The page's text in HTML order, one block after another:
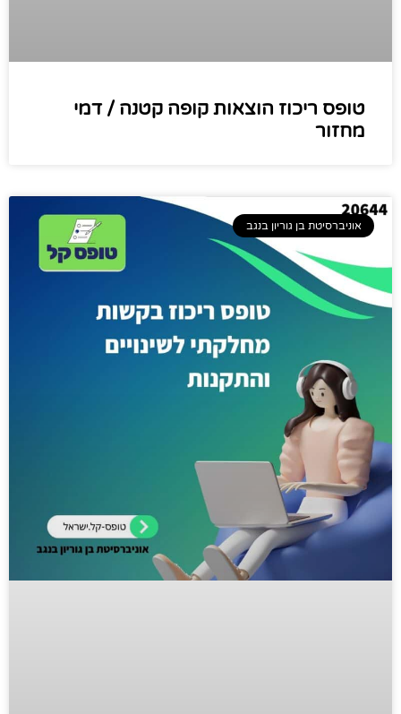
טופס ריכוז הוצאות קופה קטנה / דמי
מחזור
אוניברסיטת בן גוריון בנגב